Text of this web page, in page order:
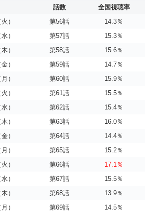
話数
全国視聴率
）
第56話
14.3％
）
第57話
15.3％
）
第58話
15.6％
）
第59話
14.7％
）
第60話
15.9％
）
第61話
15.5％
）
第62話
15.4％
）
第63話
16.0％
）
第64話
14.4％
）
第65話
15.2％
）
第66話
17.1％
）
第67話
15.5％
）
第68話
13.9％
）
第69話
14.5％